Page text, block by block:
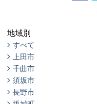
地域別
すべて
上田市
千曲市
須坂市
長野市